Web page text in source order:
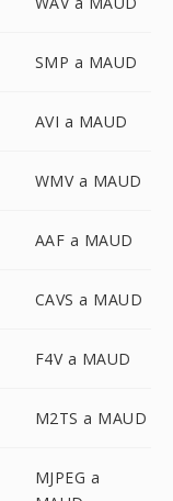
SMP a MAUD
AVI a MAUD
WMV a MAUD
AAF a MAUD
CAVS a MAUD
F4V a MAUD
M2TS a MAUD
MJPEG a